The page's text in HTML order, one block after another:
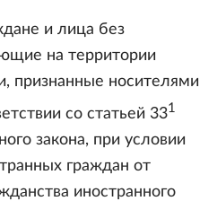
и лица без
на территории
признанные носителями
со статьей 331
закона, при условии
граждан от
иностранного